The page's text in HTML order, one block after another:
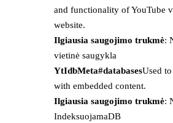
and functionality of YouTube
website.
Ilgiausia saugojimo trukmė:
vietinė saugykla
YtIdbMeta#databasesUsed
with embedded content.
Ilgiausia saugojimo trukmė:
IndeksuojamaDB